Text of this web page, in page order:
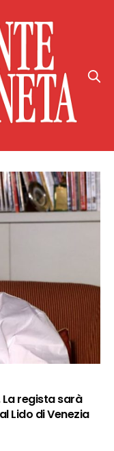
La regista sarà
Lido di Venezia